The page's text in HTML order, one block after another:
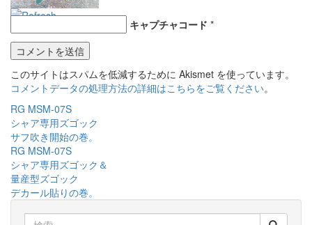
キャプチャコード *
このサイトはスパムを低減するために Akismet を使っています。
コメントデータの処理方法の詳細はこちらをご覧ください。
投
稿
ナ
ビ
ゲ
RG MSM-07S
シャア専用ズゴック
サフ吹き開始の巻。
RG MSM-07S
シャア専用ズゴック＆
量産型ズゴック
デカール貼りの巻。